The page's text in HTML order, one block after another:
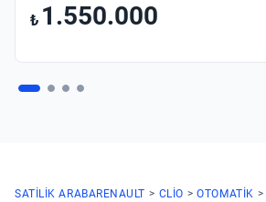
₺ 1.550.000
SATILIK ARABARENAULT CLIO OTOMATIK